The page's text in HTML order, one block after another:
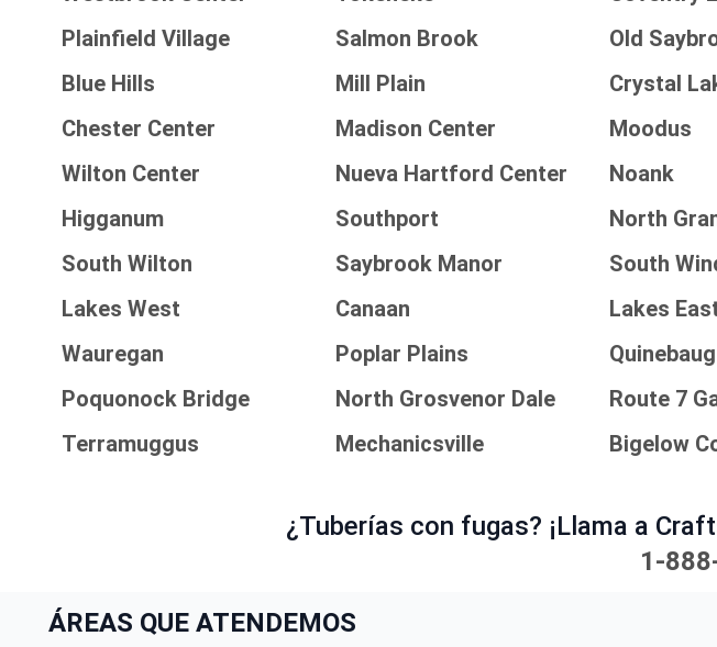
Plainfield Village
Salmon Brook Old
Blue Hills
Mill Plain Crystal
Chester Center
Madison Center Moodus
Wilton Center
Nueva Hartford Center Noank
Higganum
Southport North
South Wilton
Saybrook Manor South
Lakes West
Canaan Lakes
Wauregan
Poplar Plains Quinebaug
Poquonock Bridge
North Grosvenor Dale Route 7
Terramuggus
Mechanicsville Bigelow
¿Tuberías con fugas? ¡Llama a
1-
ÁREAS QUE ATENDEMOS